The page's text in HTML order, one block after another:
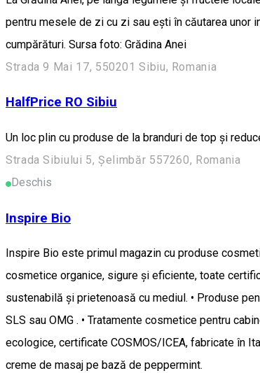
pentru mesele de zi cu zi sau ești în căutarea unor
cumpărături. Sursa foto: Grădina Anei
Strada 9 Mai 17, 550201 Sibiu, Romania
HalfPrice RO Sibiu
Un loc plin cu produse de la branduri de top și
Strada Sibiului 5, Șelimbăr 557260, Romania
Deschis
Inspire Bio
Inspire Bio este primul magazin cu produse
cosmetice organice, sigure și eficiente, toate
sustenabilă și prietenoasă cu mediul. • Produse
SLS sau OMG . • Tratamente cosmetice pentru
ecologice, certificate COSMOS/ICEA, fabricate în
creme de masaj pe bază de peppermint.